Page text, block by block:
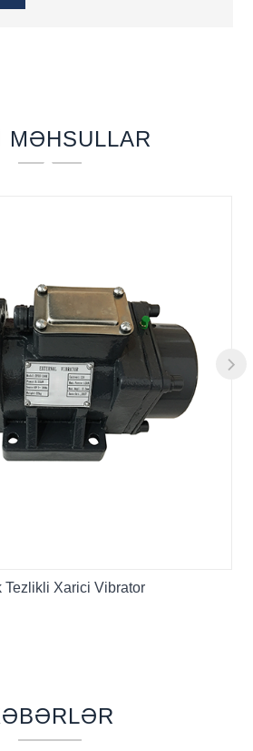
beton ekranlı maşın və s.
MƏHSULLAR
Tezlikli Xarici Vibrator